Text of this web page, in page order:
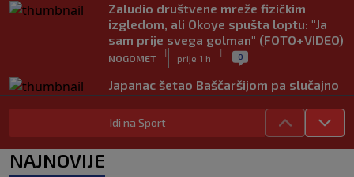
Zaludio društvene mreže fizičkim
izgledom, ali Okoye spušta loptu: "Ja
sam prije svega golman" (FOTO+VIDEO)
NOGOMET
|
prije 1 h
| 0
Japanac šetao Baščaršijom pa slučajno
sreo legendu Galatasaraya: Nije znao
ko je čovjek ispred njega
|
Idi na Sport
NAJNOVIJE